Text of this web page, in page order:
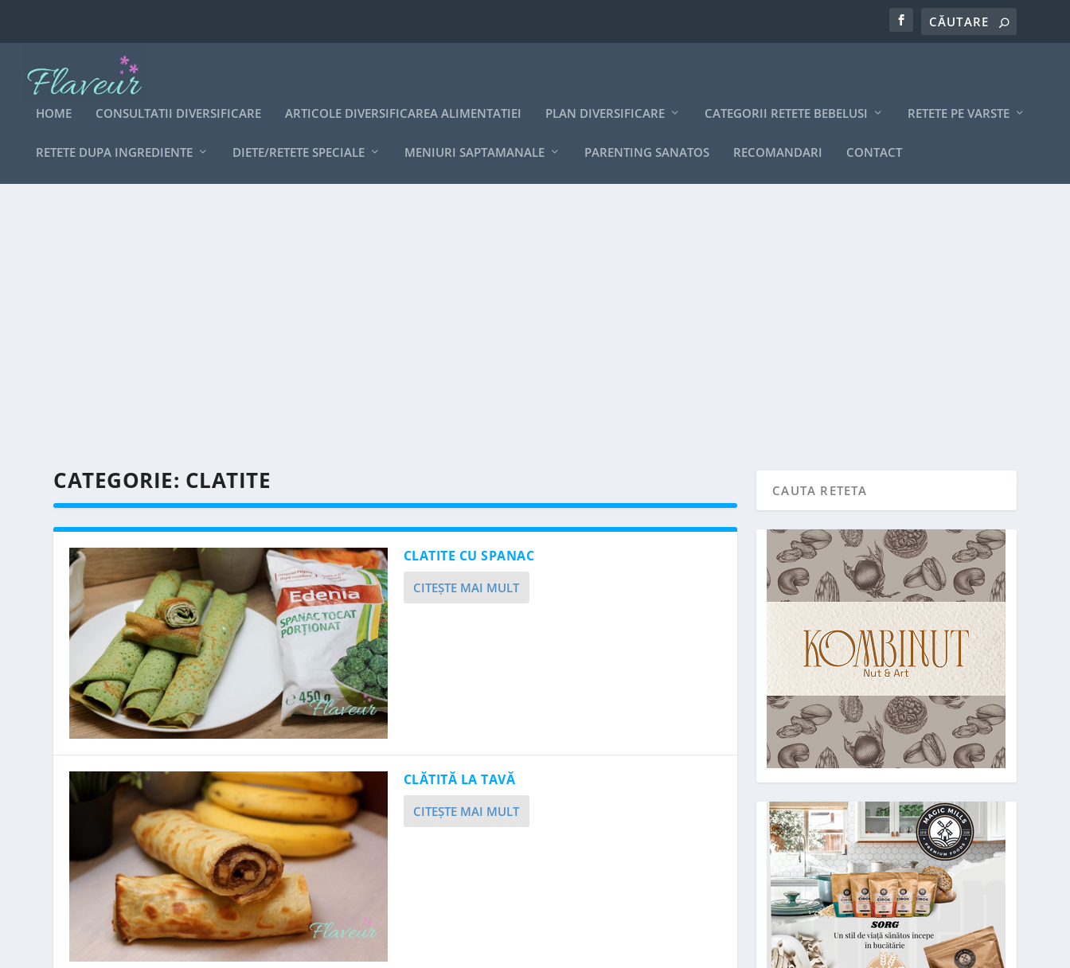
HOME CONSULTATII DIVERSIFICARE ARTICOLE DIVERSIFICAREA ALIMENTATIEI PLAN DIVERSIFICARE CATEGORII RETETE BEBELUSI RETETE PE VARSTE
RETETE DUPA INGREDIENTE DIETE/RETETE SPECIALE MENIURI SAPTAMANALE PARENTING SANATOS RECOMANDARI CONTACT
CATEGORIE: CLATITE
CLATITE CU SPANAC
CITEŞTE MAI MULT
CLĂTITĂ LA TAVĂ
CITEŞTE MAI MULT